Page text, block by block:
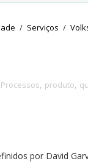
/ Serviços /
Processos, produto,
por David